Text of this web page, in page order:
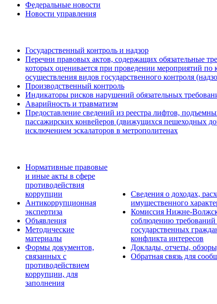
Федеральные новости
Новости управления
Государственный контроль и надзор
Перечни правовых актов, содержащих обязательные
которых оценивается при проведении мероприятий по
осуществления видов государственного контроля
Производственный контроль
Индикаторы рисков нарушений обязательных
Аварийность и травматизм
Предоставление сведений из реестра лифтов,
пассажирских конвейеров (движущихся пешеходных
исключением эскалаторов в метрополитенах
Нормативные правовые
и иные акты в сфере
противодействия
коррупции
Антикоррупционная
экспертиза
Объявления
Методические
материалы
Формы документов,
связанных с
противодействием
коррупции, для
заполнения
Сведения о доходах,
имущественного
Комиссия Нижне-
соблюдению
государственных
конфликта интересов
Доклады, отчеты,
Обратная связь для